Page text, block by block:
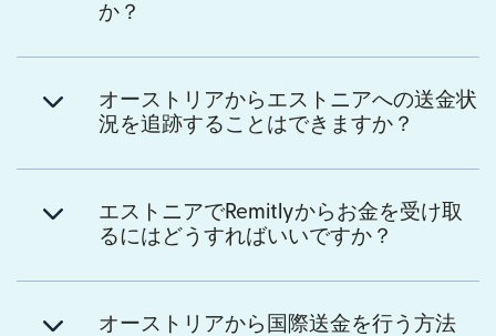
か？
オーストリアからエストニアへの送金状
況を追跡することはできますか？
エストニアでRemitlyからお金を受け取
るにはどうすればいいですか？
オーストリアから国際送金を行う方法